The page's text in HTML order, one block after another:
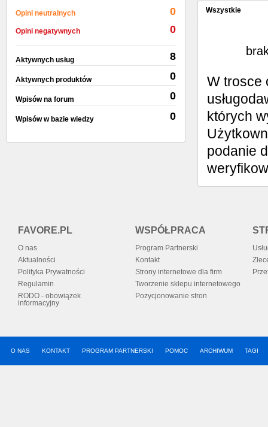
Opini neutralnych 0
Opini negatywnych 0
Aktywnych usług 8
Aktywnych produktów 0
Wpisów na forum 0
Wpisów w bazie wiedzy 0
Wszystkie
W trosce
których
podanie
FAVORE.PL
O nas
Aktualności
Polityka Prywatności
Regulamin
RODO - obowiązek
informacyjny
WSPÓŁPRACA
Program Partnerski
Kontakt
Strony internetowe dla firm
Tworzenie sklepu internetowego
Pozycjonowanie stron
O NAS KONTAKT PROGRAM PARTNERSKI POMOC ARCHIWUM TAGI